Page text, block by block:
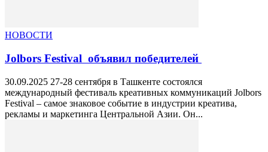
НОВОСТИ
Jolbors Festival объявил победителей
30.09.2025 27-28 сентября в Ташкенте состоялся
международный фестиваль креативных коммуникаций Jolbors
Festival – самое знаковое событие в индустрии креатива,
рекламы и маркетинга Центральной Азии. Он...